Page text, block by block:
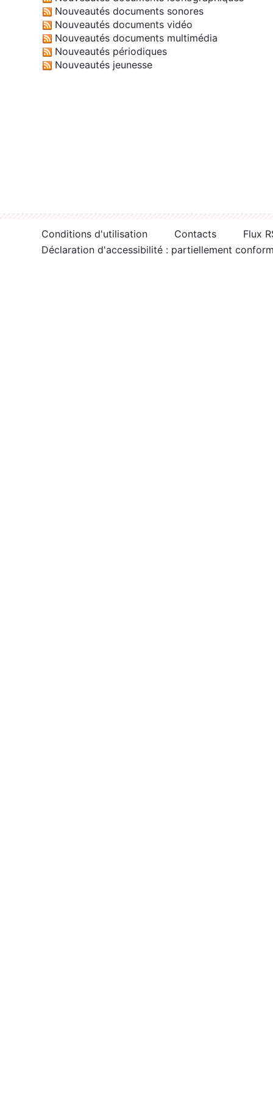
Nouveautés documents sonores
Nouveautés documents vidéo
Nouveautés documents multimédia
Nouveautés périodiques
Nouveautés jeunesse
Conditions d'utilisation Contacts
Flux
Déclaration d'accessibilité : partiellement